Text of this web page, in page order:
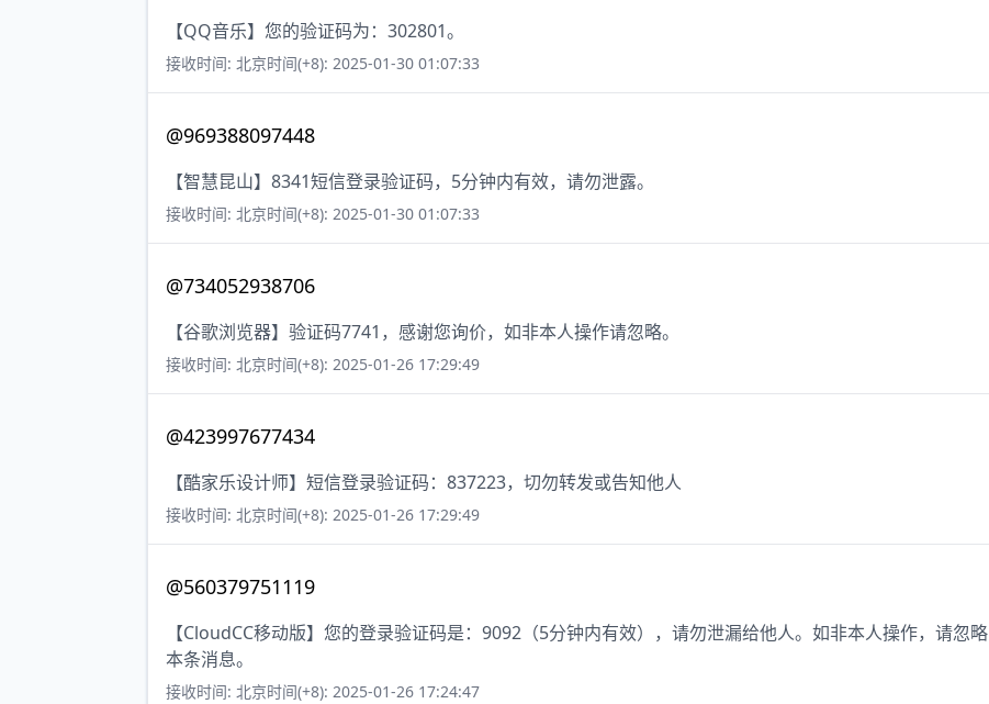
【QQ音乐】您的验证码为：302801。
接收时间: 北京时间(+8): 2025-01-30 01:07:33
@969388097448
【智慧昆山】8341短信登录验证码，5分钟内有效，请勿泄露。
接收时间: 北京时间(+8): 2025-01-30 01:07:33
@734052938706
【谷歌浏览器】验证码7741，感谢您询价，如非本人操作请忽略。
接收时间: 北京时间(+8): 2025-01-26 17:29:49
@423997677434
【酷家乐设计师】短信登录验证码：837223，切勿转发或告知他人
接收时间: 北京时间(+8): 2025-01-26 17:29:49
@560379751119
【CloudCC移动版】您的登录验证码是：9092（5分钟内有效），请勿泄漏给他人。如非本人操作，请忽略
本条消息。
接收时间: 北京时间(+8): 2025-01-26 17:24:47